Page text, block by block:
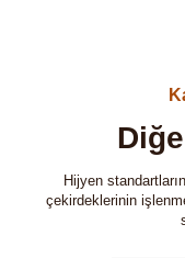
Hijyen
çekirdeklerinin